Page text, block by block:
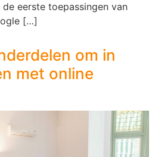
eerste toepassingen van
[…]
om in
met online